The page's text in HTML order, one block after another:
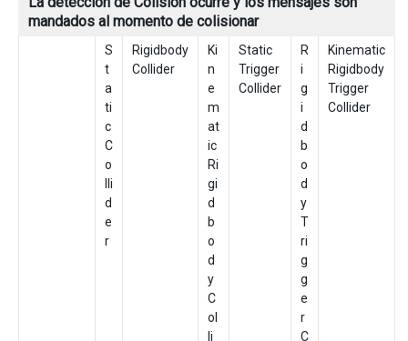
mandados al momento de colisionar
S
t
a
ti
c
C
o
lli
d
e
r
Rigidbody
Collider
Ki
n
e
m
at
ic
Ri
gi
d
b
o
d
y
C
ol
li
Static
Trigger
Collider
R
i
g
i
d
b
o
d
y
T
ri
g
g
e
r
C
Kinematic
Rigidbody
Trigger
Collider